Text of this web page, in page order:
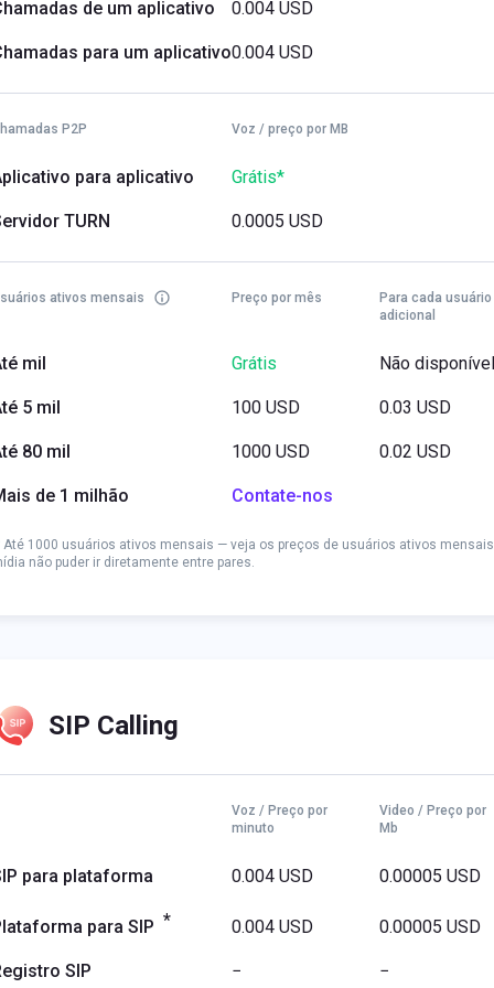
de um aplicativo 0.004 USD
para um aplicativo0.004 USD
P2P Voz / preço por MB
para aplicativo Grátis*
TURN 0.0005 USD
ativos mensais Preço por mês
Para cada usuário
adicional
mil Grátis Não disponível
5 mil 100 USD 0.03 USD
80 mil 1000 USD 0.02 USD
de 1 milhão Contate-nos
Até 1000 usuários ativos mensais — veja os preços de usuários ativos
não puder ir diretamente entre pares.
SIP Calling
Voz / Preço por
minuto
Video / Preço por
Mb
para plataforma 0.004 USD 0.00005 USD
para SIP * 0.004 USD 0.00005 USD
SIP − −